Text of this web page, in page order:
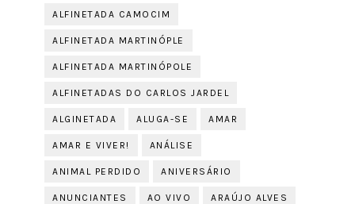
ALFINETADA CAMOCIM
ALFINETADA MARTINÓPLE
ALFINETADA MARTINÓPOLE
ALFINETADAS DO CARLOS JARDEL
ALGINETADA ALUGA-SE AMAR
AMAR E VIVER! ANÁLISE
ANIMAL PERDIDO ANIVERSÁRIO
ANUNCIANTES AO VIVO ARAÚJO ALVES